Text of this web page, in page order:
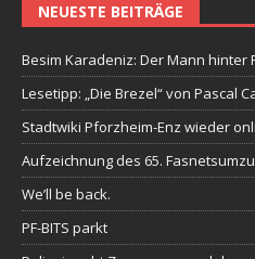
NEUESTE BEITRÄGE
Besim Karadeniz: Der Mann hinter
Lesetipp: „Die Brezel“ von Pascal
Stadtwiki Pforzheim-Enz wieder
Aufzeichnung des 65.
We’ll be back.
PF-BITS parkt